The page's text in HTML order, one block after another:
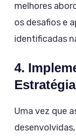
melhores
os desafios e
identificadas
4.
Uma vez que